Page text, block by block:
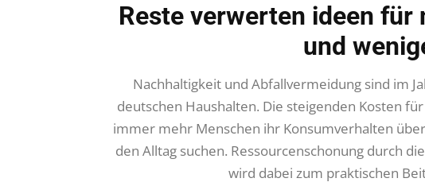
Reste verwerten ideen
und
Nachhaltigkeit und Abfallvermeidung sind im
deutschen Haushalten. Die steigenden Kosten
immer mehr Menschen ihr Konsumverhalten
den Alltag suchen. Ressourcenschonung durch
wird dabei zum praktischen